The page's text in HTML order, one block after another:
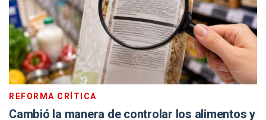
REFORMA CRÍTICA
Cambió la manera de controlar los alimentos y